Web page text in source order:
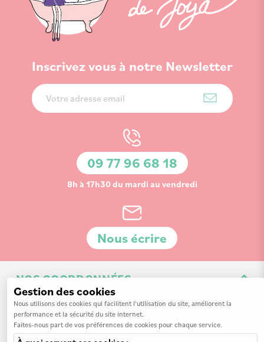
Inscrivez vous à notre Newsletter
Inscription
à
09 77 96 68 18
8h à 17h30 du mardi au vendredi
Nous écrire
NOS COORDONNÉES
3 Av. de la 3ème Division d'Infanterie Britannique
14200 Hérouville-Saint-Clair
Gestion des cookies
Nous utilisons des cookies qui facilitent l'utilisation du site, améliorent la
performance et la sécurité du site internet.
Faites-nous part de vos préférences de cookies pour chaque service.